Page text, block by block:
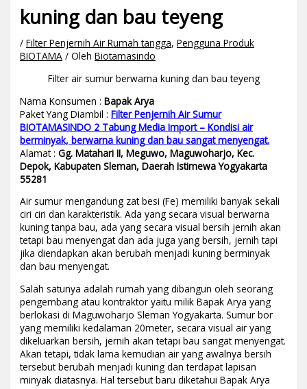
kuning dan bau teyeng
/Filter Penjernih Air Rumah tangga,Pengguna Produk
BIOTAMA / OlehBiotamasindo
Filter air sumur berwarna kuning dan bau teyeng
Nama Konsumen :Bapak Arya
Paket Yang Diambil :Filter Penjernih Air Sumur
BIOTAMASINDO 2 Tabung Media Import – Kondisi air
berminyak, berwarna kuning dan bau sangat menyengat.
Alamat :Gg. Matahari II, Meguwo, Maguwoharjo, Kec.
Depok, Kabupaten Sleman, Daerah Istimewa Yogyakarta
55281
Air sumur mengandung zat besi (Fe) memiliki banyak sekali
ciri ciri dan karakteristik. Ada yang secara visual berwarna
kuning tanpa bau, ada yang secara visual bersih jernih akan
tetapi bau menyengat dan ada juga yang bersih, jernih tapi
jika diendapkan akan berubah menjadi kuning berminyak
dan bau menyengat.
Salah satunya adalah rumah yang dibangun oleh seorang
pengembang atau kontraktor yaitu milik Bapak Arya yang
berlokasi di Maguwoharjo Sleman Yogyakarta. Sumur bor
yang memiliki kedalaman 20meter, secara visual air yang
dikeluarkan bersih, jernih akan tetapi bau sangat menyengat.
Akan tetapi, tidak lama kemudian air yang awalnya bersih
tersebut berubah menjadi kuning dan terdapat lapisan
minyak diatasnya. Hal tersebut baru diketahui Bapak Arya